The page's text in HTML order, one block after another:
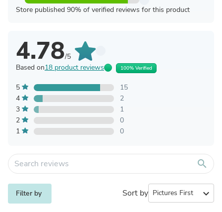
Store published 90% of verified reviews for this product
4.78/5
Based on18 product reviews 100% Verified
5
15
4
2
3
1
2
0
1
0
search
Filter by Sort by expand_more